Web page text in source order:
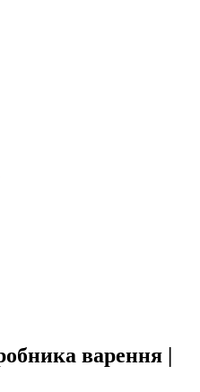
варення |